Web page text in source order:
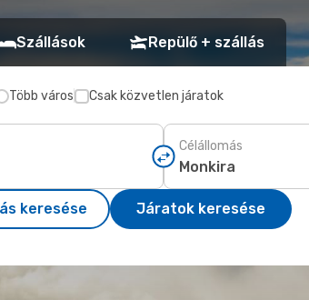
Szállások Repülő + szállás
Több város Csak közvetlen járatok
Célállomás
keresése Járatok keresése